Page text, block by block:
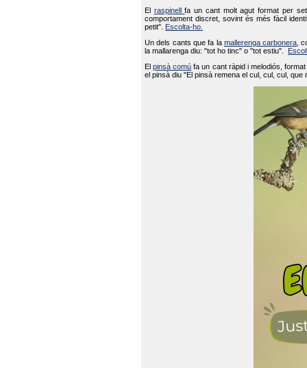
El raspinellfa un cant molt agut format per
comportament discret, sovint és més fàcil
petit".
Escolta-ho.
Un dels cants que fa la mallerenga carbonera ,
la mallarenga diu: "tot ho tinc" o "tot estiu".
Elpinsà comú fa un cant ràpid i melodiós,
el pinsà diu "El pinsà remena el cul, cul, cul,